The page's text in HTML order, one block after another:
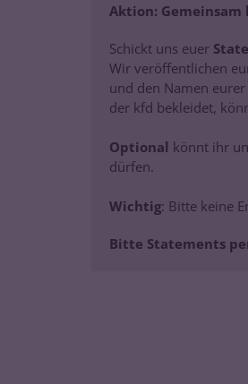
Aktion:
Schickt uns euer
Wir veröffentlichen
und den Namen
der kfd bekleidet,
Optional könnt ihr
dürfen.
Wichtig: Bitte keine
Bitte Statements